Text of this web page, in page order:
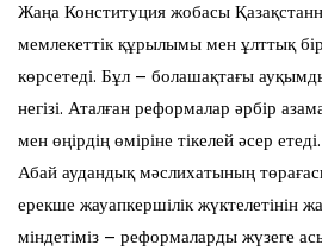
Жаңа Конституция жобасы
мемлекеттік құрылымы мен ұлттық
көрсетеді. Бұл – болашақтағы
негізі. Аталған реформалар әрбір
мен өңірдің өміріне тікелей әсер етеді.
Абай аудандық мәслихатының
ерекше жауапкершілік жүктелетінін
міндетіміз – реформаларды жүзеге